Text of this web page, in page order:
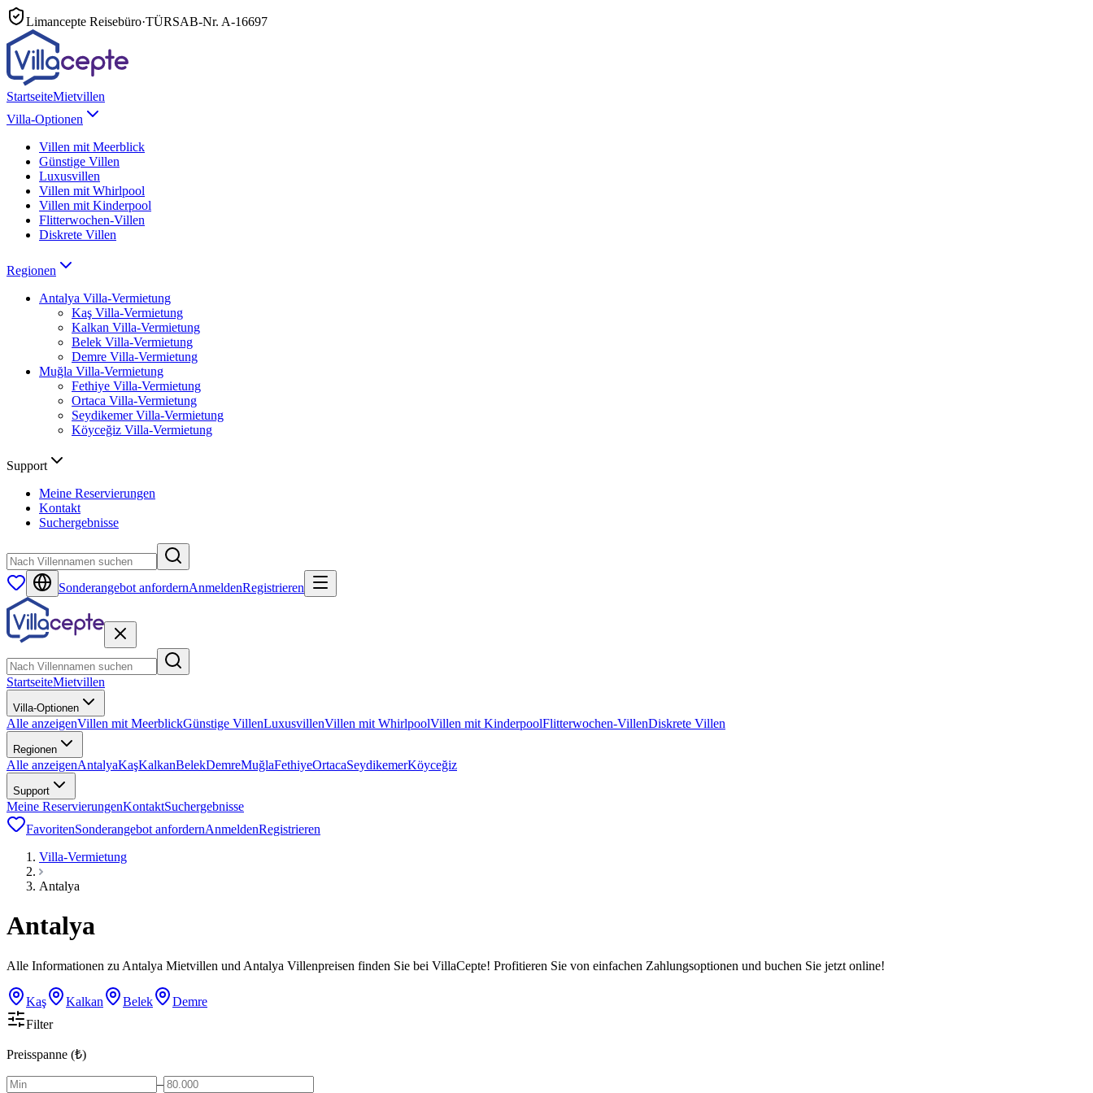
Limancepte Reisebüro·TÜRSAB-Nr. A-16697
StartseiteMietvillen
Villa-Optionen
Villen mit Meerblick
Günstige Villen
Luxusvillen
Villen mit Whirlpool
Villen mit Kinderpool
Flitterwochen-Villen
Diskrete Villen
Regionen
Antalya Villa-Vermietung
Kaş Villa-Vermietung
Kalkan Villa-Vermietung
Belek Villa-Vermietung
Demre Villa-Vermietung
Muğla Villa-Vermietung
Fethiye Villa-Vermietung
Ortaca Villa-Vermietung
Seydikemer Villa-Vermietung
Köyceğiz Villa-Vermietung
Support
Meine Reservierungen
Kontakt
Suchergebnisse
Sonderangebot anfordernAnmeldenRegistrieren
StartseiteMietvillen
Villa-Optionen
Alle anzeigenVillen mit MeerblickGünstige VillenLuxusvillenVillen mit WhirlpoolVillen mit KinderpoolFlitterwochen-VillenDiskrete Villen
Regionen
Alle anzeigenAntalyaKaşKalkanBelekDemreMuğlaFethiyeOrtacaSeydikemerKöyceğiz
Support
Meine ReservierungenKontaktSuchergebnisse
FavoritenSonderangebot anfordernAnmeldenRegistrieren
Villa-Vermietung
Antalya
Antalya
Alle Informationen zu Antalya Mietvillen und Antalya Villenpreisen finden Sie bei VillaCepte! Profitieren Sie von einfachen Zahlungsoptionen und buchen Sie jetzt online!
Kaş Kalkan Belek
Demre
Filter
Preisspanne (₺)
–